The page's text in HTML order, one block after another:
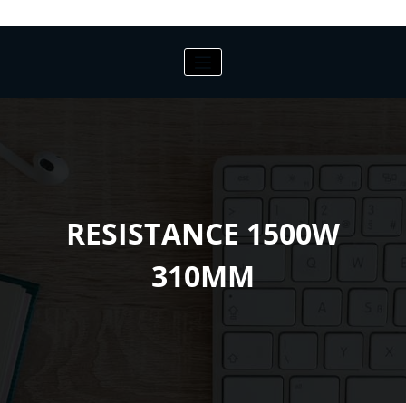
RESISTANCE 1500W
310MM